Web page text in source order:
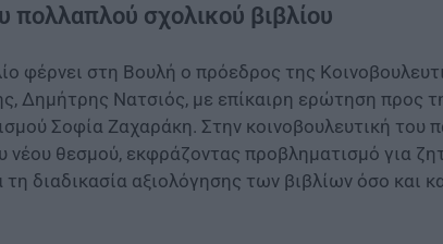
πολλαπλού σχολικού βιβλίου
φέρνει στη Βουλή ο πρόεδρος της
Δημήτρης Νατσιός, με επίκαιρη ερώτηση προς
Σοφία Ζαχαράκη. Στην κοινοβουλευτική του
νέου θεσμού, εκφράζοντας προβληματισμό για
διαδικασία αξιολόγησης των βιβλίων όσο και